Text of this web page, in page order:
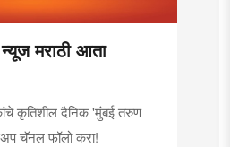
मराठी आता
कृतिशील दैनिक 'मुंबई तरुण
चॅनल फॉलो करा!